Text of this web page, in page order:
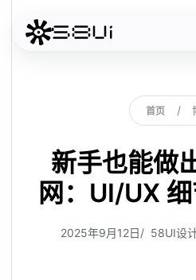
首页
首
首
页
页
/
新手也能做
网：UI/UX
2025年9月12日 58UI设